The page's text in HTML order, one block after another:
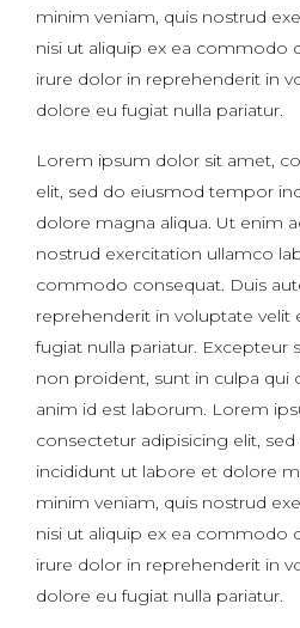
minim veniam, quis nostrud
nisi ut aliquip ex ea commodo
irure dolor in reprehenderit in
dolore eu fugiat nulla pariatur.
Lorem ipsum dolor sit amet,
elit, sed do eiusmod tempor
dolore magna aliqua. Ut enim
nostrud exercitation ullamco
commodo consequat. Duis
reprehenderit in voluptate velit
fugiat nulla pariatur. Excepteur
non proident, sunt in culpa qui
anim id est laborum. Lorem
consectetur adipisicing elit,
incididunt ut labore et dolore
minim veniam, quis nostrud
nisi ut aliquip ex ea commodo
irure dolor in reprehenderit in
dolore eu fugiat nulla pariatur.